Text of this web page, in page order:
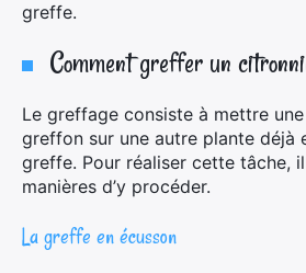
greffe.
Comment greffer un
Le greffage consiste à mettre
greffon sur une autre plante déjà
greffe. Pour réaliser cette tâche,
manières d’y procéder.
La greffe en écusson